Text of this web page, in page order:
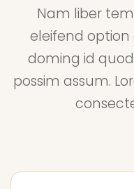
Nam liber
eleifend
doming id
possim assum.